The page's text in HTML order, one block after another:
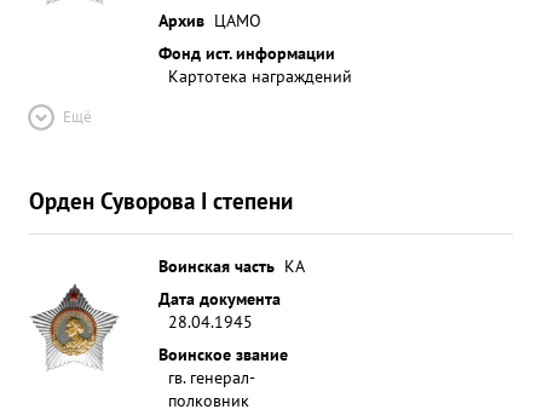
Архив ЦАМО
Фонд ист. информации
Картотека награждений
Ещё
Орден Суворова I степени
Воинская часть КА
Дата документа
28.04.1945
Воинское звание
гв. генерал-
полковник